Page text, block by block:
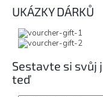
UKÁZKY DÁRKŮ
Sestavte si svůj
teď